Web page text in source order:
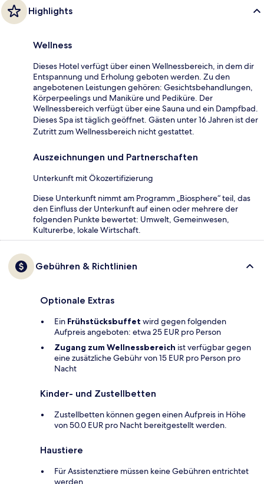
Highlights
Wellness
Dieses Hotel verfügt über einen Wellnessbereich, in dem dir
Entspannung und Erholung geboten werden. Zu den
angebotenen Leistungen gehören: Gesichtsbehandlungen,
Körperpeelings und Maniküre und Pediküre. Der
Wellnessbereich verfügt über eine Sauna und ein Dampfbad.
Dieses Spa ist täglich geöffnet. Gästen unter 16 Jahren ist der
Zutritt zum Wellnessbereich nicht gestattet.
Auszeichnungen und Partnerschaften
Unterkunft mit Ökozertifizierung
Diese Unterkunft nimmt am Programm „Biosphere“ teil, das
den Einfluss der Unterkunft auf einen oder mehrere der
folgenden Punkte bewertet: Umwelt, Gemeinwesen,
Kulturerbe, lokale Wirtschaft.
Gebühren & Richtlinien
Optionale Extras
Ein Frühstücksbuffet wird gegen folgenden
Aufpreis angeboten: etwa 25 EUR pro Person
Zugang zum Wellnessbereich ist verfügbar gegen
eine zusätzliche Gebühr von 15 EUR pro Person pro
Nacht
Kinder- und Zustellbetten
Zustellbetten können gegen einen Aufpreis in Höhe
von 50.0 EUR pro Nacht bereitgestellt werden.
Haustiere
Für Assistenztiere müssen keine Gebühren entrichtet
werden